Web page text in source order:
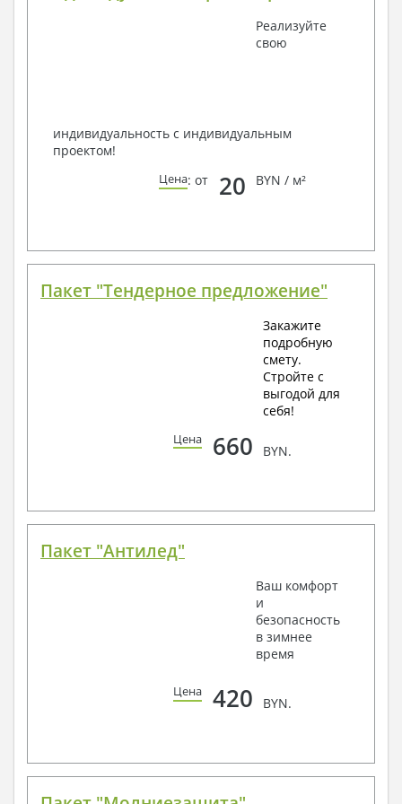
Получить профессиональную консультацию у
наших специалистов, Вы можете любым
Реализуйте
свою
индивидуальность с индивидуальным
проектом!
Цена: от 20 BYN / м²
Пакет "Тендерное предложение"
Закажите
подробную
смету.
Стройте с
выгодой для
себя!
Цена 660 BYN.
Пакет "Антилед"
Ваш комфорт
и
безопасность
в зимнее
время
Цена 420 BYN.